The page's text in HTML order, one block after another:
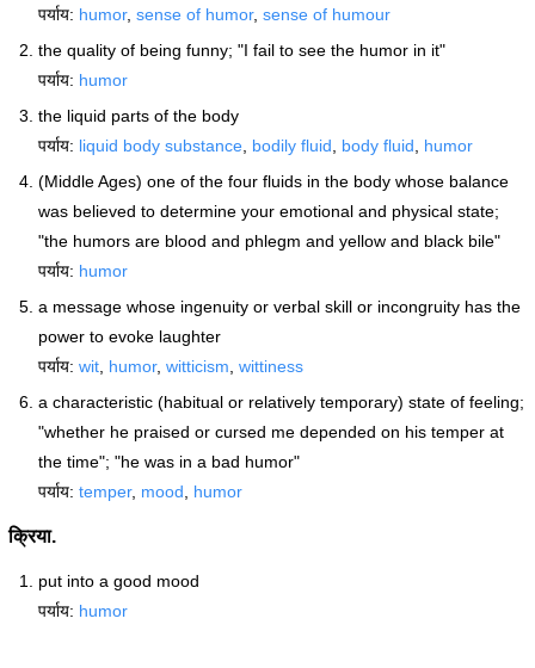
पर्याय: humor, sense of humor, sense of humour
the quality of being funny; "I fail to see the humor in it"
पर्याय: humor
the liquid parts of the body
पर्याय: liquid body substance bodily fluid body fluid
humor
(Middle Ages) one of the four fluids in the body whose balance
was believed to determine your emotional and physical state;
"the humors are blood and phlegm and yellow and black bile"
पर्याय: humor
a message whose ingenuity or verbal skill or incongruity has the
power to evoke laughter
पर्याय: wit humor, witticism wittiness
a characteristic (habitual or relatively temporary) state of feeling;
"whether he praised or cursed me depended on his temper at
the time"; "he was in a bad humor"
पर्याय: temper, mood humor
क्रिया.
put into a good mood
पर्याय: humor